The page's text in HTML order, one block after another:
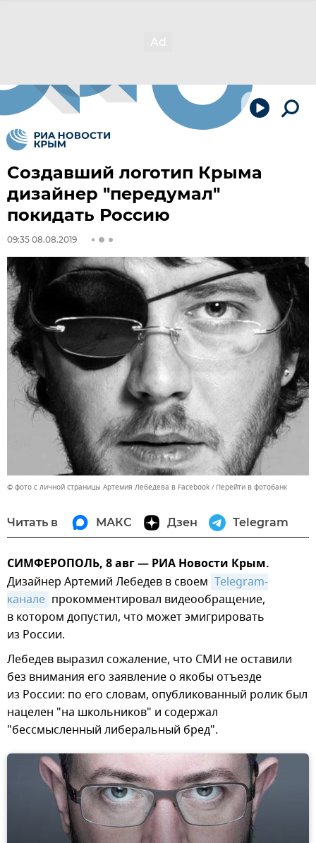
Cоздавший логотип Крыма
дизайнер "передумал"
покидать Россию
09:35 08.08.2019
© фото с личной страницы Артемия Лебедева в Facebook Перейти в фотобанк
Читать в МАКС Дзен Telegram
СИМФЕРОПОЛЬ, 8 авг — РИА Новости Крым.
Дизайнер Артемий Лебедев в своем Telegram-
канале прокомментировал видеообращение,
в котором допустил, что может эмигрировать
из России.
Лебедев выразил сожаление, что СМИ не оставили
без внимания его заявление о якобы отъезде
из России: по его словам, опубликованный ролик был
нацелен "на школьников" и содержал
"бессмысленный либеральный бред".